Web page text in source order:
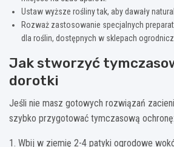
Ustaw wyższe rośliny tak, aby dawały
Rozważ zastosowanie specjalnych
dla roślin, dostępnych w sklepach
Jak stworzyć
dorotki
Jeśli nie masz gotowych rozwiązań
szybko przygotować tymczasową ochronę:
1. Wbij w ziemię 2-4 patyki ogrodowe